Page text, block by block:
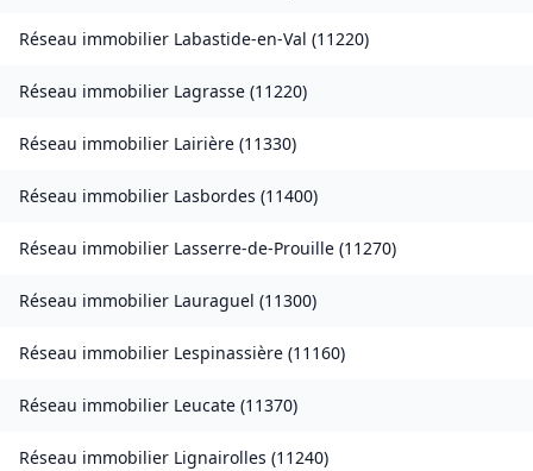
Réseau immobilier Labastide-en-Val (11220)
Réseau immobilier Lagrasse (11220)
Réseau immobilier Lairière (11330)
Réseau immobilier Lasbordes (11400)
Réseau immobilier Lasserre-de-Prouille (11270)
Réseau immobilier Lauraguel (11300)
Réseau immobilier Lespinassière (11160)
Réseau immobilier Leucate (11370)
Réseau immobilier Lignairolles (11240)